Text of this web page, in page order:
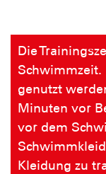
Die
Schwimmzeit.
genutzt
Minuten vor
vor dem
Kleidung zu